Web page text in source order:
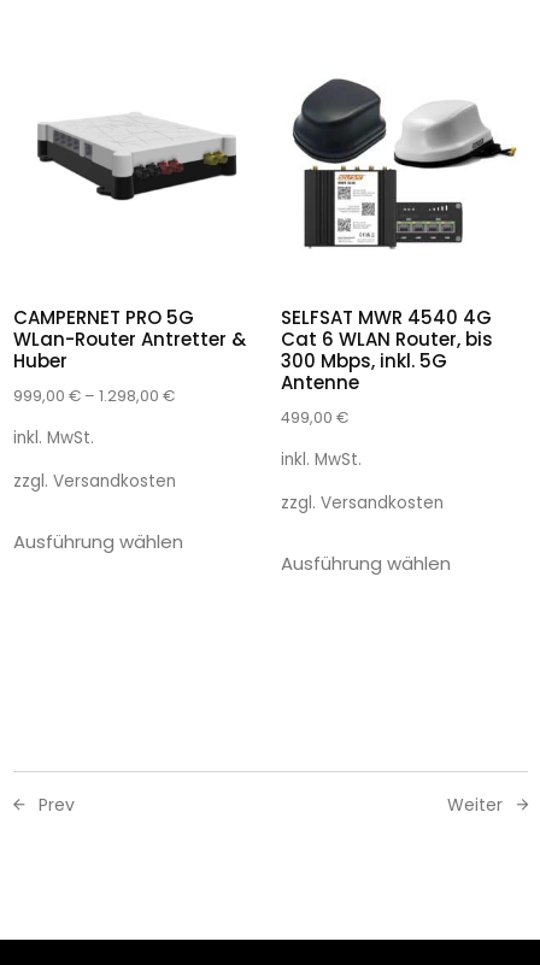
CAMPERNET PRO 5G
WLan-Router Antretter &
Huber
999,00 €– 1.298,00 €
inkl. MwSt.
zzgl. Versandkosten
Ausführung wählen
SELFSAT MWR 4540 4G
Cat 6 WLAN Router, bis
300 Mbps, inkl. 5G
Antenne
499,00 €
inkl. MwSt.
zzgl. Versandkosten
Ausführung wählen
Prev Weiter